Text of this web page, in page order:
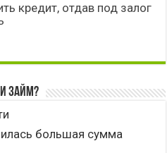
кредит, отдав под залог
займ?
большая сумма